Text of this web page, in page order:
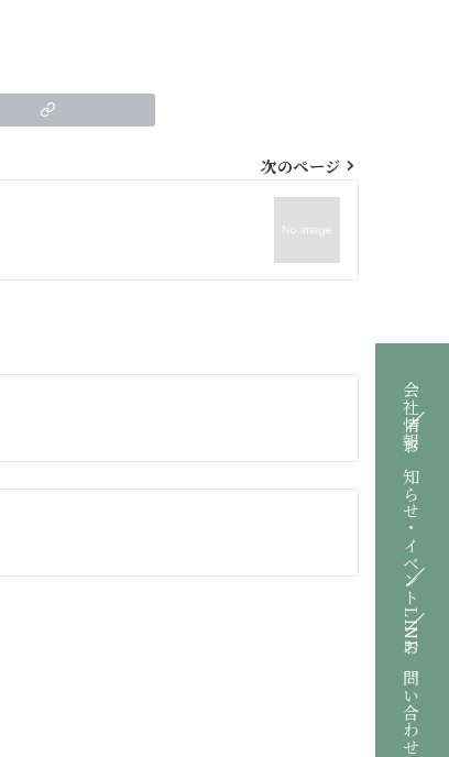
次のページ
会社情報
お知らせ・イベント
LINE
お問い合わせ